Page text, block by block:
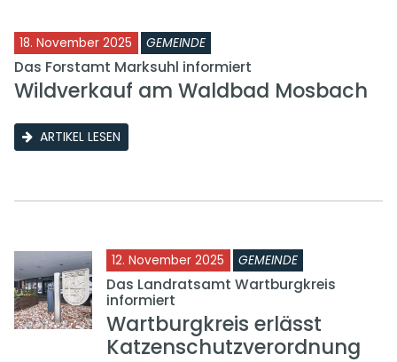
18. November 2025 GEMEINDE
Das Forstamt Marksuhl informiert
Wildverkauf am Waldbad Mosbach
ARTIKEL LESEN
12. November 2025 GEMEINDE
Das Landratsamt Wartburgkreis
informiert
Wartburgkreis erlässt
Katzenschutzverordnung